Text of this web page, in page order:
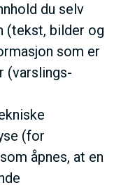
du selv
(tekst, bilder og
som er
(varslings-
(for
åpnes, at en